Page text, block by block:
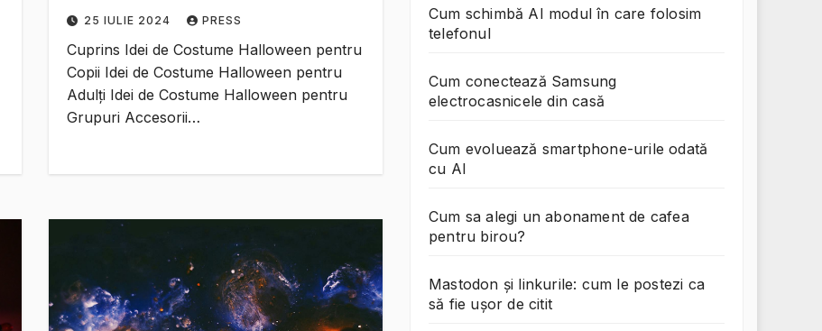
25 IULIE 2024 PRESS
Cuprins Idei de Costume Halloween pentru
Copii Idei de Costume Halloween pentru
Adulți Idei de Costume Halloween pentru
Grupuri Accesorii…
Cum schimbă AI modul în care folosim
telefonul
Cum conectează Samsung
electrocasnicele din casă
Cum evoluează smartphone-urile odată
cu AI
Cum sa alegi un abonament de cafea
pentru birou?
Mastodon și linkurile: cum le postezi ca
să fie ușor de citit